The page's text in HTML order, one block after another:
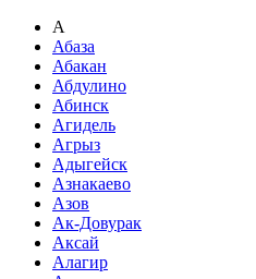
А
Абаза
Абакан
Абдулино
Абинск
Агидель
Агрыз
Адыгейск
Азнакаево
Азов
Ак-Довурак
Аксай
Алагир